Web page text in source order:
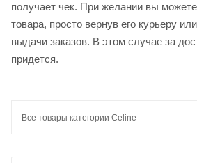
получает чек. При желании вы можете
товара, просто вернув его курьеру
выдачи заказов. В этом случае за
придется.
Все товары категории Celine